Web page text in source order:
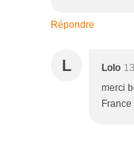
Répondre
L Lolo
merci
France